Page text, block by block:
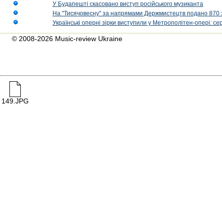
У Будапешті скасовано виступ російського музиканта
На "Тисячовесну" за напрямами Держмистецтв подано 870
Українські оперні зірки виступили у Метрополітен-опері:
© 2008-2026 Music-review Ukraine
149.JPG